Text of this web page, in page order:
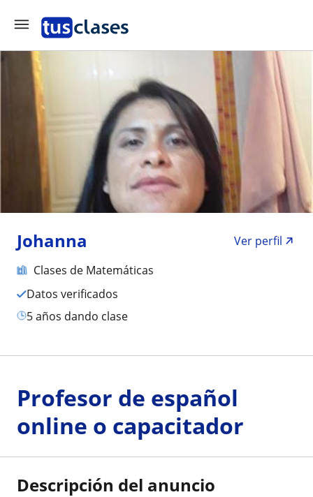
Johanna
Ver perfil
Clases de Matemáticas
Datos verificados
5 años dando clase
Profesor de español
online o capacitador
Descripción del anuncio